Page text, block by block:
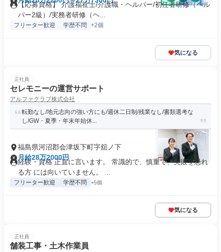
【応募資格】 介護福祉士/介護職・ヘルパー/初任者研修（ヘル
パー2級）/実務者研修（ヘ...
フリーター歓迎 学歴不問 +2個
気になる
正社員
セレモニーの運営サポート
アルファクラブ株式会社
転勤なし/地元志向の強い方にも/週休二日制/残業なし/書類選考な
し/GW・夏季・年末年始休...
福島県河沼郡会津坂下町字舘ノ下
月給28万2000円
経験・資格 正直に言います。 常識的で、慎重で、失敗を恐れ
る方 には向いていません。 ...
フリーター歓迎 学歴不問 +5個
気になる
正社員
舗装工事・土木作業員